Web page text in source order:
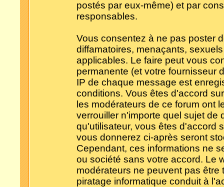
postés par eux-même) et par
responsables.
Vous consentez à ne pas poster
diffamatoires, menaçants,
applicables. Le faire peut vous
permanente (et votre fournisseur
IP de chaque message est
conditions. Vous êtes d'accord
les modérateurs de ce forum ont
verrouiller n'importe quel sujet de
qu'utilisateur, vous êtes d'accord
vous donnerez ci-après seront
Cependant, ces informations ne
ou société sans votre accord. Le
modérateurs ne peuvent pas
piratage informatique conduit à